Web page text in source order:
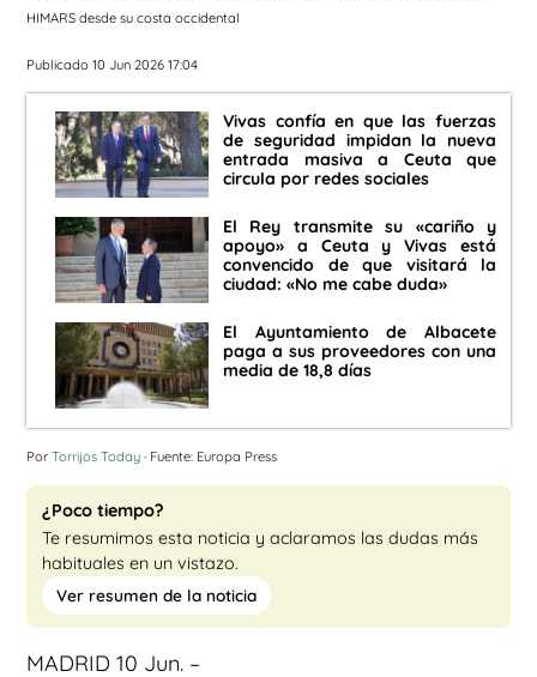
HIMARS desde su costa occidental
Publicado 10 Jun 2026 17:04
Vivas confía en que las fuerzas
de seguridad impidan la nueva
entrada masiva a Ceuta que
circula por redes sociales
El Rey transmite su «cariño y
apoyo» a Ceuta y Vivas está
convencido de que visitará la
ciudad: «No me cabe duda»
El Ayuntamiento de Albacete
paga a sus proveedores con una
media de 18,8 días
Por Torrijos Today · Fuente: Europa Press
¿Poco tiempo?
Te resumimos esta noticia y aclaramos las dudas más
habituales en un vistazo.
Ver resumen de la noticia
MADRID 10 Jun. –